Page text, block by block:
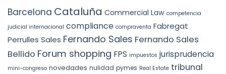
Barcelona Cataluña Commercial Law competencia
judicial internacional compliance compraventa Fabregat
Perrulles Sales Fernando Sales Fernando Sales
Bellido Forum shopping FPS impuestos jurisprudencia
mini-congreso novedades nulidad pymes Real Estate tribunal